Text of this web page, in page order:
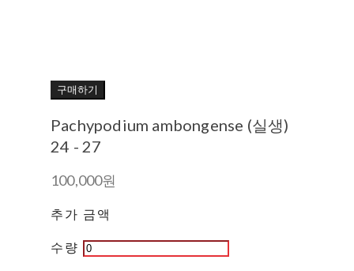
구매하기
Pachypodium ambongense (실생)
24 - 27
100,000원
추가 금액
수량